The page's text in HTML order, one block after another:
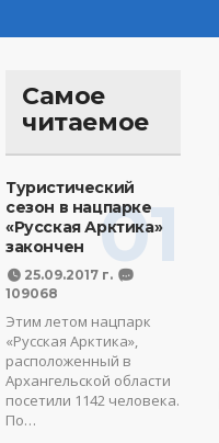
Самое
читаемое
01
Туристический
сезон в нацпарке
«Русская Арктика»
закончен
25.09.2017 г.
109068
Этим летом нацпарк
«Русская Арктика»,
расположенный в
Архангельской области
посетили 1142 человека.
По…